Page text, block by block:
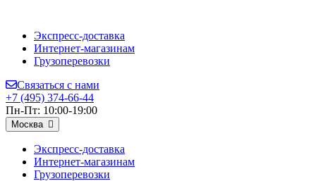
Экспресс-доставка
Интернет-магазинам
Грузоперевозки
Связаться с нами
+7 (495) 374-66-44
Пн-Пт: 10:00-19:00
Москва
Экспресс-доставка
Интернет-магазинам
Грузоперевозки